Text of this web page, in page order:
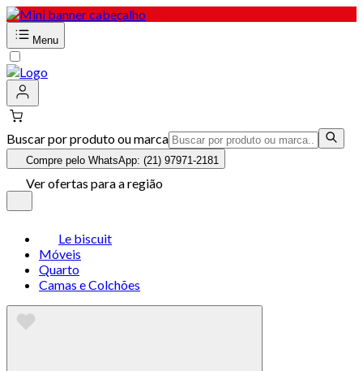
Menu
Buscar por produto ou marca
Compre pelo WhatsApp: (21) 97971-2181
Ver ofertas para a região
Le biscuit
Móveis
Quarto
Camas e Colchões